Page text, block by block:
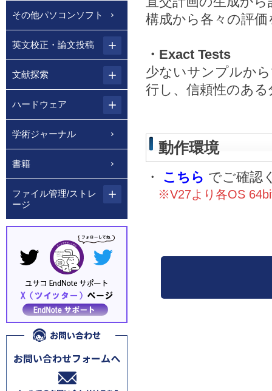
構成から各々の評
・Exact Tests
少ないサンプルか
行し、信頼性のあ
動作環境
・ こちら でご確認
※V27より各OS
その他パソコンソフト
英文校正・論文投稿
文献探索
ハードウェア
学術ジャーナル
書籍
ファイル管理/ストレ
ージ